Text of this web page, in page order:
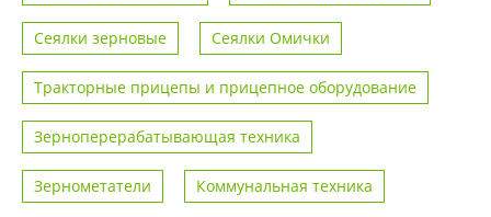
Сеялки зерновые Сеялки Омички
Тракторные прицепы и прицепное оборудование
Зерноперерабатывающая техника
Зернометатели Коммунальная техника